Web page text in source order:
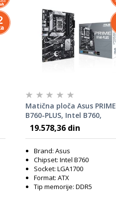
Matična ploča Asus PRIME
B760-PLUS, Intel B760,
LGA1700, ATX
19.578,36 din
Brand: Asus
Chipset: Intel B760
Socket: LGA1700
Format: ATX
Tip memorije: DDR5